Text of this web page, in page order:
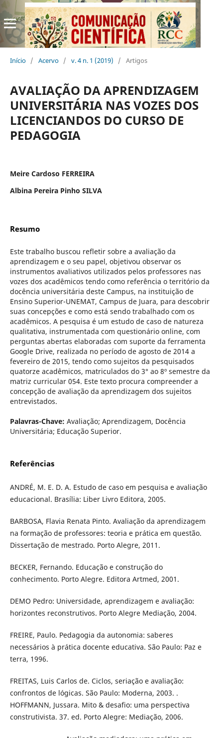
Início / Acervo / v. 4 n. 1 (2019) / Artigos
AVALIAÇÃO DA APRENDIZAGEM
UNIVERSITÁRIA NAS VOZES DOS
LICENCIANDOS DO CURSO DE
PEDAGOGIA
Meire Cardoso FERREIRA
Albina Pereira Pinho SILVA
Resumo
Este trabalho buscou refletir sobre a avaliação da
aprendizagem e o seu papel, objetivou observar os
instrumentos avaliativos utilizados pelos professores nas
vozes dos acadêmicos tendo como referência o território da
docência universitária deste Campus, na instituição de
Ensino Superior-UNEMAT, Campus de Juara, para descobrir
suas concepções e como está sendo trabalhado com os
acadêmicos. A pesquisa é um estudo de caso de natureza
qualitativa, instrumentada com questionário online, com
perguntas abertas elaboradas com suporte da ferramenta
Google Drive, realizada no período de agosto de 2014 a
fevereiro de 2015, tendo como sujeitos da pesquisados
quatorze acadêmicos, matriculados do 3° ao 8º semestre da
matriz curricular 054. Este texto procura compreender a
concepção de avaliação da aprendizagem dos sujeitos
entrevistados.
Palavras-Chave: Avaliação; Aprendizagem, Docência
Universitária; Educação Superior.
Referências
ANDRÉ, M. E. D. A. Estudo de caso em pesquisa e avaliação
educacional. Brasília: Liber Livro Editora, 2005.
BARBOSA, Flavia Renata Pinto. Avaliação da aprendizagem
na formação de professores: teoria e prática em questão.
Dissertação de mestrado. Porto Alegre, 2011.
BECKER, Fernando. Educação e construção do
conhecimento. Porto Alegre. Editora Artmed, 2001.
DEMO Pedro: Universidade, aprendizagem e avaliação:
horizontes reconstrutivos. Porto Alegre Mediação, 2004.
FREIRE, Paulo. Pedagogia da autonomia: saberes
necessários à prática docente educativa. São Paulo: Paz e
terra, 1996.
FREITAS, Luis Carlos de. Ciclos, seriação e avaliação:
confrontos de lógicas. São Paulo: Moderna, 2003. .
HOFFMANN, Jussara. Mito & desafio: uma perspectiva
construtivista. 37. ed. Porto Alegre: Mediação, 2006.